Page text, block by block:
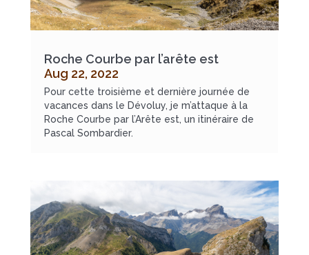
Roche Courbe par l’arête est
Aug 22, 2022
Pour cette troisième et dernière journée de
vacances dans le Dévoluy, je m’attaque à la
Roche Courbe par l’Arête est, un itinéraire de
Pascal Sombardier.